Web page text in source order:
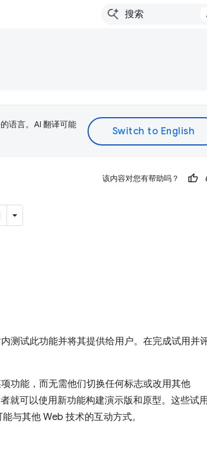
语言。AI 翻译可能
该内容对您有帮助吗？
测试此功能并将其提供给用户。在完成试用并
功能，而无需他们切换任何标志或改用其他
就可以使用新功能构建演示版和原型。这些试
与其他 Web 技术的互动方式。